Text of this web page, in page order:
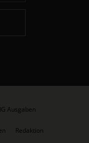
Ausgaben
Redaktion